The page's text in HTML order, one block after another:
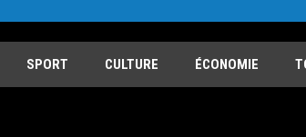
SPORT CULTURE ÉCONOMIE